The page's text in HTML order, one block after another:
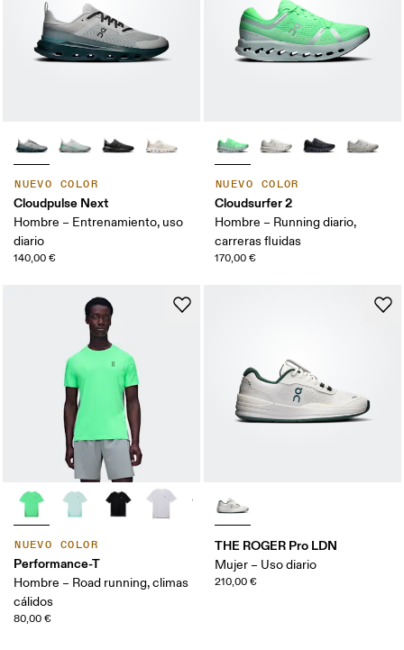
NUEVO COLOR
Cloudpulse Next
Hombre – Entrenamiento, uso
diario
140,00 €
NUEVO COLOR
Cloudsurfer 2
Hombre – Running diario,
carreras fluidas
170,00 €
NUEVO COLOR
Performance-T
Hombre – Road running, climas
cálidos
80,00 €
THE ROGER Pro LDN
Mujer – Uso diario
210,00 €